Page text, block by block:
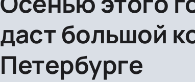
даст большой
Петербурге